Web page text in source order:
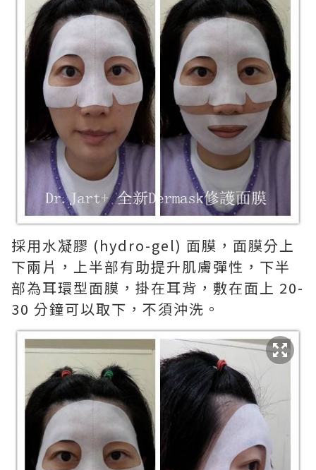
採用水凝膠 (hydro-gel) 面膜，面膜分上
下兩片，上半部有助提升肌膚彈性，下半
部為耳環型面膜，掛在耳背，敷在面上 20-
30 分鐘可以取下，不須沖洗。